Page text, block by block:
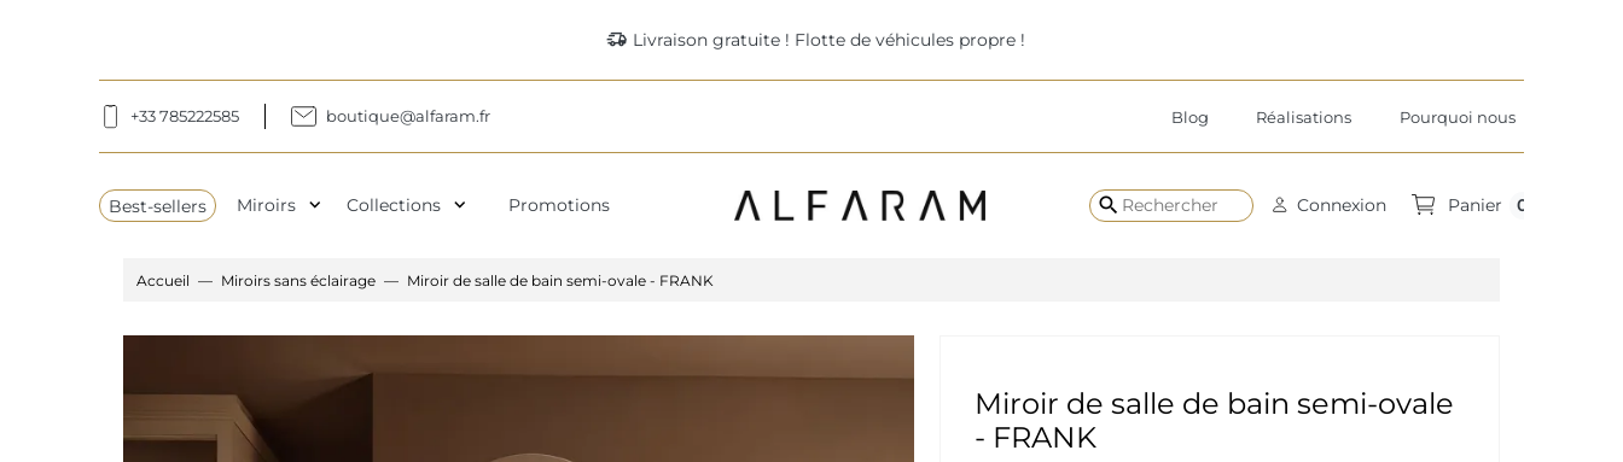
delivery_truck_speed Livraison gratuite ! Flotte de véhicules propre !
+33 785222585 boutique@alfaram.fr Blog Réalisations Pourquoi nous
Best-sellers Miroirs expand_more Collections expand_more Promotions search Connexion Panier 0
Accueil Miroirs sans éclairage Miroir de salle de bain semi-ovale - FRANK
Miroir de salle de bain semi-ovale
- FRANK